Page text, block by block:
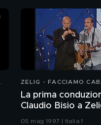
ZELIG - FACCIAMO
La prima
Claudio Bisio a
Facciamo Cabaret
05 mag 1997 | Italia 1